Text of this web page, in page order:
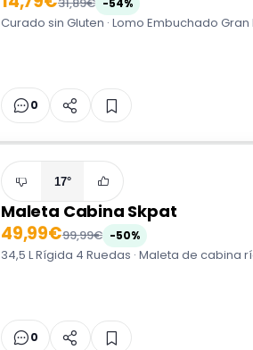
-54%
Curado sin Gluten · Lomo Embuchado
0
17°
Maleta Cabina Skpat
49,99€99,99€ -50%
34,5 L Rígida 4 Ruedas · Maleta de
0